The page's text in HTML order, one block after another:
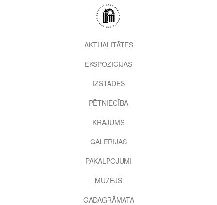
2nd
level
AKTUALITĀTES
EKSPOZĪCIJAS
IZSTĀDES
PĒTNIECĪBA
KRĀJUMS
GALERIJAS
PAKALPOJUMI
MUZEJS
GADAGRĀMATA